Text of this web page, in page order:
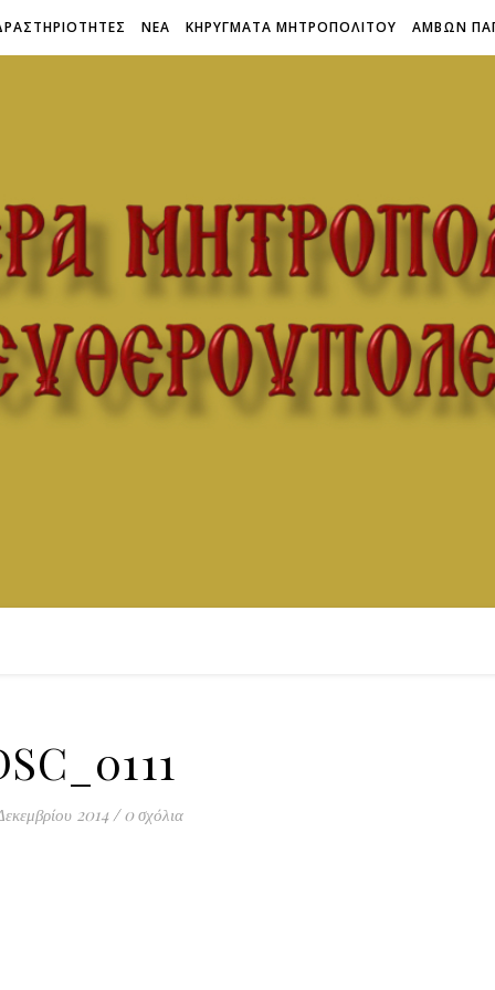
ΝΕΑ ΚΗΡΥΓΜΑΤΑ ΜΗΤΡΟΠΟΛΙΤΟΥ ΑΜΒΩΝ
2014 / 0 σχόλια